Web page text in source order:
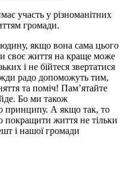
участь у різноманітних
громади.
якщо вона сама цього
своє життя на краще може
і не бійтеся звертатися
радо допоможуть тим,
та поміч! Пам’ятайте
Бо ми також
принципу. А якщо так, то
життя не тільки
і нашої громади